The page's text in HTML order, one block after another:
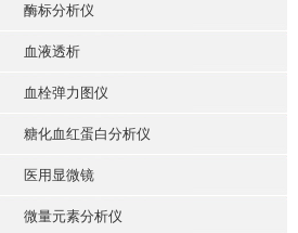
酶标分析仪
血液透析
血栓弹力图仪
糖化血红蛋白分析仪
医用显微镜
微量元素分析仪